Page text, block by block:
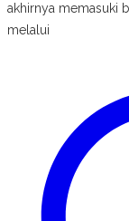
akhirnya memasuki
melalui